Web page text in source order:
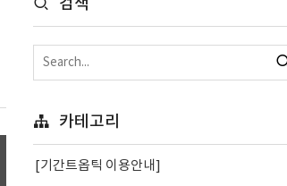
검색
카테고리
[기간트옵틱 이용안내]